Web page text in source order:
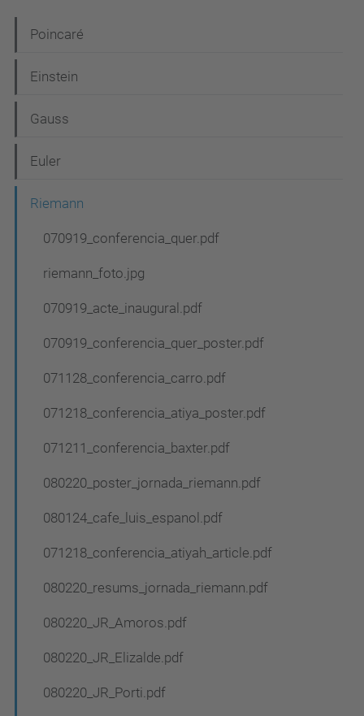
a
v
g
a
Poincaré
Einstein
Gauss
Euler
Riemann
070919_conferencia_quer.pdf
riemann_foto.jpg
070919_acte_inaugural.pdf
070919_conferencia_quer_poster.pdf
071128_conferencia_carro.pdf
071218_conferencia_atiya_poster.pdf
071211_conferencia_baxter.pdf
080220_poster_jornada_riemann.pdf
080124_cafe_luis_espanol.pdf
071218_conferencia_atiyah_article.pdf
080220_resums_jornada_riemann.pdf
080220_JR_Amoros.pdf
080220_JR_Elizalde.pdf
080220_JR_Porti.pdf